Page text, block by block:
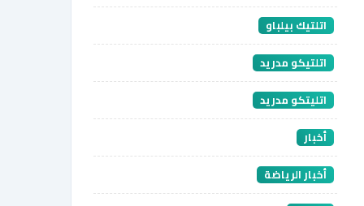
اتلتيك بيلباو
اتلتيكو مدريد
اتليتكو مدريد
أخبار
أخبار الرياضة